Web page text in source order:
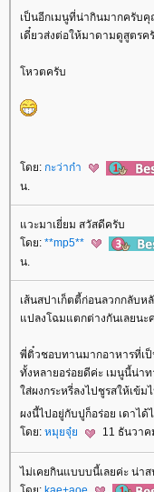
เป็นอีกเมนูที่น่ากินมากครับ
เดี๋ยวส่งต่อให้มาดามดูสูตรค
หวตครับ
ดย: กะว่าก๋า
น.
วะมาเยี่ยม สวัสดีครับ
ดย: **mp5**
น.
เส้นสปาเก็ตตี้ก่อนลวกกลับห
ปลงโฉมแตกต่างกันเลยนะ
พี่ติ๋วชอบทานมากอาหารที่เป็
ทั้งหลายอร่อยดีค่ะ เมนูนี้น่า
ส่ผงกระหรี่ลงไปชูรสให้เข้ม
ผงนี้ไปอยู่กับปูก็อร่อย เดาไ
ดย: หมุยจุ๋ 11 ธันวาค
ไม่เคยกินแบบบนี้เลยค่ะ น่า